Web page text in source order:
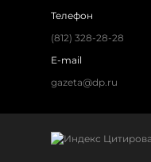
Телефон
(812) 328-28-28
E-mail
gazeta@dp.ru